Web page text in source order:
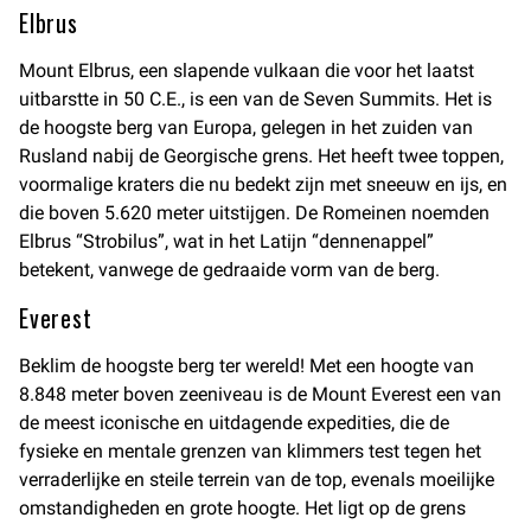
Elbrus
Mount Elbrus, een slapende vulkaan die voor het laatst
uitbarstte in 50 C.E., is een van de Seven Summits. Het is
de hoogste berg van Europa, gelegen in het zuiden van
Rusland nabij de Georgische grens. Het heeft twee toppen,
voormalige kraters die nu bedekt zijn met sneeuw en ijs, en
die boven 5.620 meter uitstijgen. De Romeinen noemden
Elbrus “Strobilus”, wat in het Latijn “dennenappel”
betekent, vanwege de gedraaide vorm van de berg.
Everest
Beklim de hoogste berg ter wereld! Met een hoogte van
8.848 meter boven zeeniveau is de Mount Everest een van
de meest iconische en uitdagende expedities, die de
fysieke en mentale grenzen van klimmers test tegen het
verraderlijke en steile terrein van de top, evenals moeilijke
omstandigheden en grote hoogte. Het ligt op de grens